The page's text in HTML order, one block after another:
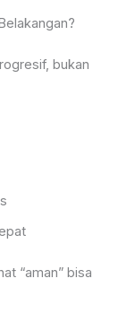
bukan
“aman” bisa